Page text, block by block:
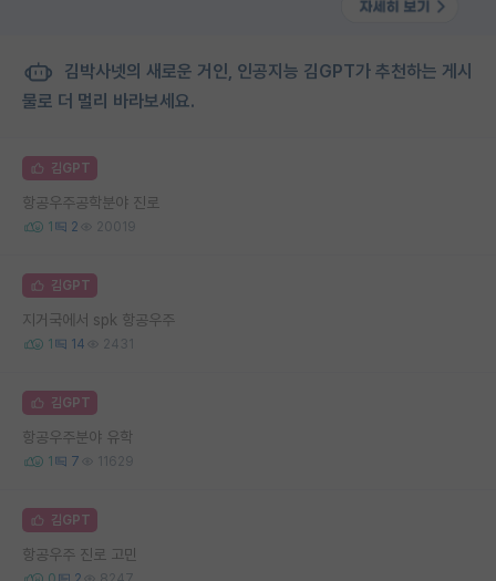
김박사넷의 새로운 거인, 인공지능 김GPT가 추천하는 게시
물로 더 멀리 바라보세요.
김GPT
항공우주공학분야 진로
1 2 20019
김GPT
지거국에서 spk 항공우주
1 14 2431
김GPT
항공우주분야 유학
1 7 11629
김GPT
항공우주 진로 고민